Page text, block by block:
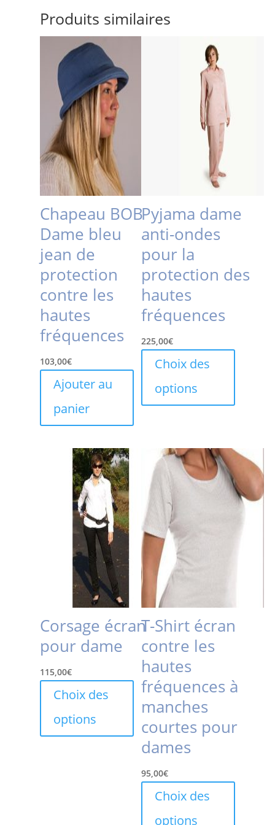
Produits similaires
Chapeau BOB
Dame bleu
jean de
protection
contre les
hautes
fréquences
103,00€
Ajouter au
panier
Pyjama dame
anti-ondes
pour la
protection des
hautes
fréquences
225,00€
Choix des
options
plusieurs
options
peuvent
être
choisies
Corsage écran
pour dame
115,00€
Choix des
options
Ce
produit
plusieurs
variations.
options
peuvent
T-Shirt écran
contre les
hautes
fréquences à
manches
courtes pour
dames
95,00€
Choix des
options